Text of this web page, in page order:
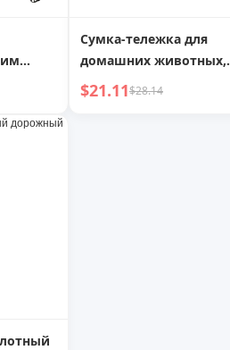
как
и
Сумка-тележка для
домашних животных,
сумка для кошек,
портативная, для
$21.11$28.14